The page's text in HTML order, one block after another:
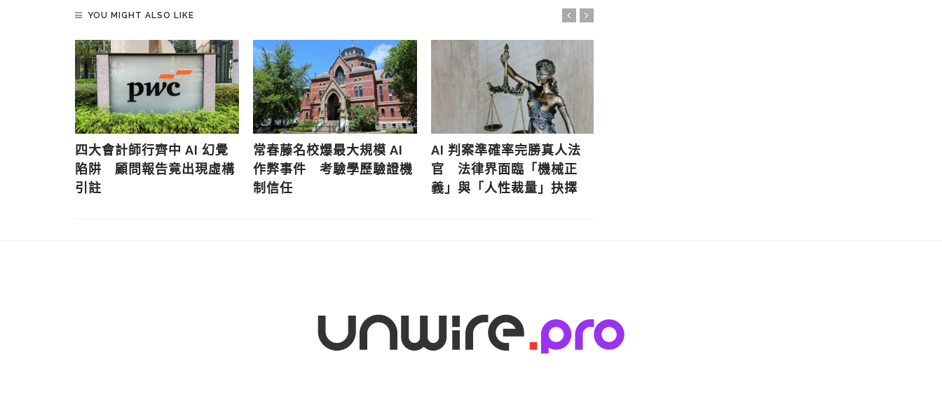
YOU MIGHT ALSO LIKE
四大會計師行齊中 AI 幻覺
陷阱 顧問報告竟出現虛構
引註
常春藤名校爆最大規模 AI
作弊事件 考驗學歷驗證機
制信任
AI 判案準確率完勝真人法
官 法律界面臨「機械正
義」與「人性裁量」抉擇